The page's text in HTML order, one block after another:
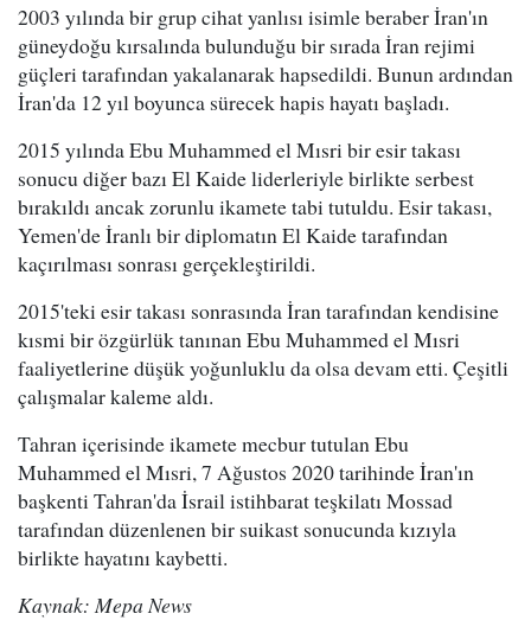
2003 yılında bir grup cihat yanlısı isimle beraber İran'ın
güneydoğu kırsalında bulunduğu bir sırada İran rejimi
güçleri tarafından yakalanarak hapsedildi. Bunun ardından
İran'da 12 yıl boyunca sürecek hapis hayatı başladı.
2015 yılında Ebu Muhammed el Mısri bir esir takası
sonucu diğer bazı El Kaide liderleriyle birlikte serbest
bırakıldı ancak zorunlu ikamete tabi tutuldu. Esir takası,
Yemen'de İranlı bir diplomatın El Kaide tarafından
kaçırılması sonrası gerçekleştirildi.
2015'teki esir takası sonrasında İran tarafından kendisine
kısmi bir özgürlük tanınan Ebu Muhammed el Mısri
faaliyetlerine düşük yoğunluklu da olsa devam etti. Çeşitli
çalışmalar kaleme aldı.
Tahran içerisinde ikamete mecbur tutulan Ebu
Muhammed el Mısri, 7 Ağustos 2020 tarihinde İran'ın
başkenti Tahran'da İsrail istihbarat teşkilatı Mossad
tarafından düzenlenen bir suikast sonucunda kızıyla
birlikte hayatını kaybetti.
Kaynak: Mepa News